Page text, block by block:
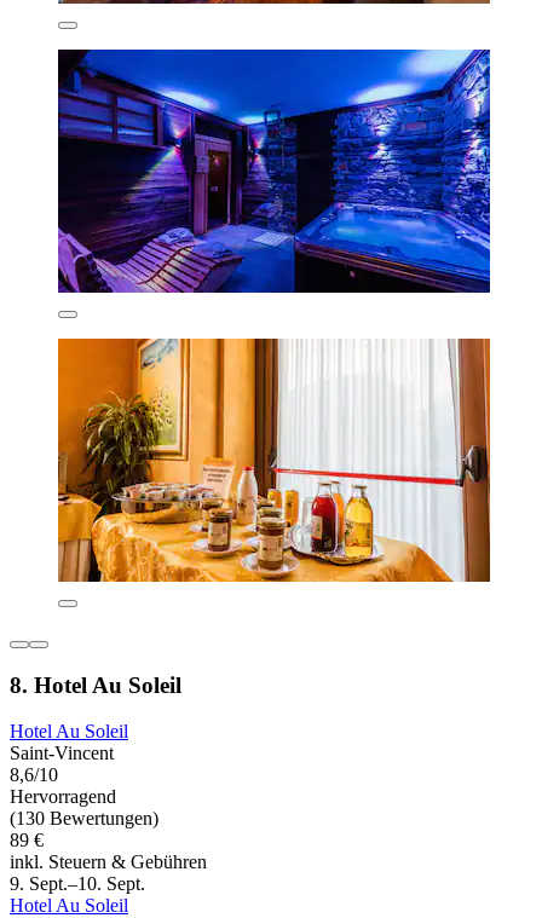
8. Hotel Au Soleil
Hotel Au Soleil
Saint-Vincent
8,6/10
Hervorragend
(130 Bewertungen)
89 €
inkl. Steuern & Gebühren
9. Sept.–10. Sept.
Hotel Au Soleil